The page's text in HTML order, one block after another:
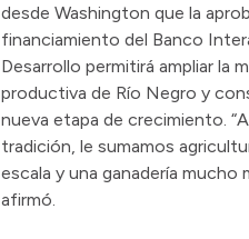
desde Washington que la
financiamiento del Banco
Desarrollo permitirá ampliar la
productiva de Río Negro y
nueva etapa de crecimiento.
tradición, le sumamos
escala y una ganadería mucho
afirmó.